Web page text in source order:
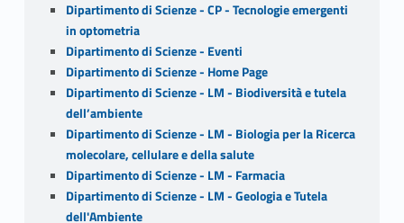
Dipartimento di Scienze - CP - Tecnologie emergenti
in optometria
Dipartimento di Scienze - Eventi
Dipartimento di Scienze - Home Page
Dipartimento di Scienze - LM - Biodiversità e tutela
dell’ambiente
Dipartimento di Scienze - LM - Biologia per la Ricerca
molecolare, cellulare e della salute
Dipartimento di Scienze - LM - Farmacia
Dipartimento di Scienze - LM - Geologia e Tutela
dell'Ambiente